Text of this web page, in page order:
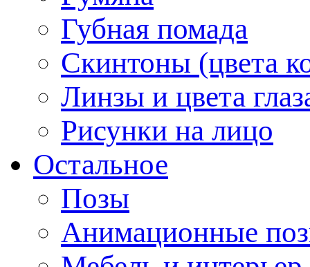
Губная помада
Скинтоны (цвета
Линзы и цвета
Рисунки на лицо
Остальное
Позы
Анимационные